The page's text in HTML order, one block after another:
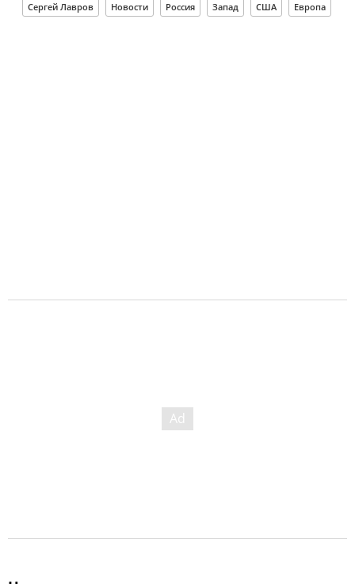
Сергей Лавров Новости Россия Запад США Европа